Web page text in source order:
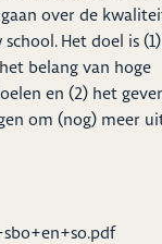
over de
Het doel is
belang van hoge
en (2) het
om (nog) meer